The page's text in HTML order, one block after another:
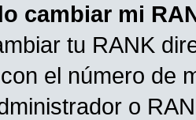
cambiar mi
tu RANK
el número de
o